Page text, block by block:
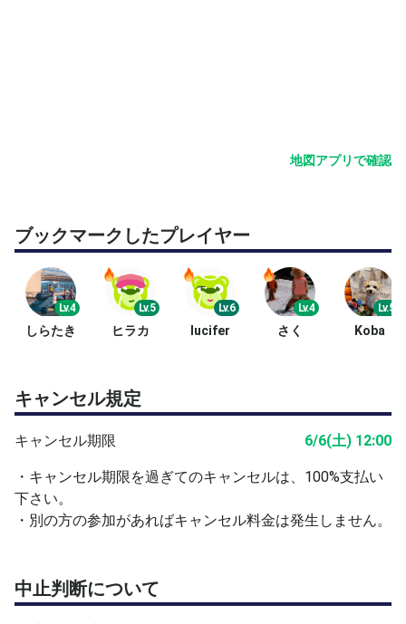
地図アプリで確認
ブックマークしたプレイヤー
Lv.4
しらたき
Lv.5
ヒラカ
Lv.6
lucifer
Lv.4
さく
Lv.5
Koba
キャンセル規定
キャンセル期限 6/6(土) 12:00
・キャンセル期限を過ぎてのキャンセルは、100%支払い
下さい。
・別の方の参加があればキャンセル料金は発生しません。
中止判断について